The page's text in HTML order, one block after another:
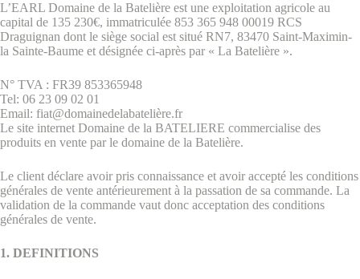
L’EARL Domaine de la Batelière est une exploitation agricole au
capital de 135 230€, immatriculée 853 365 948 00019 RCS
Draguignan dont le siège social est situé RN7, 83470 Saint-Maximin-
la Sainte-Baume et désignée ci-après par « La Batelière ».
N° TVA : FR39 853365948
Tel: 06 23 09 02 01
Email: fiat@domainedelabatelière.fr
Le site internet Domaine de la BATELIERE commercialise des
produits en vente par le domaine de la Batelière.
Le client déclare avoir pris connaissance et avoir accepté les conditions
générales de vente antérieurement à la passation de sa commande. La
validation de la commande vaut donc acceptation des conditions
générales de vente.
1. DEFINITIONS